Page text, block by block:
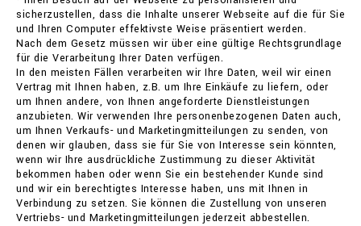
sicherzustellen, dass die Inhalte unserer Webseite auf die für Sie
und Ihren Computer effektivste Weise präsentiert werden.
Nach dem Gesetz müssen wir über eine gültige Rechtsgrundlage
für die Verarbeitung Ihrer Daten verfügen.
In den meisten Fällen verarbeiten wir Ihre Daten, weil wir einen
Vertrag mit Ihnen haben, z.B. um Ihre Einkäufe zu liefern, oder
um Ihnen andere, von Ihnen angeforderte Dienstleistungen
anzubieten. Wir verwenden Ihre personenbezogenen Daten auch,
um Ihnen Verkaufs- und Marketingmitteilungen zu senden, von
denen wir glauben, dass sie für Sie von Interesse sein könnten,
wenn wir Ihre ausdrückliche Zustimmung zu dieser Aktivität
bekommen haben oder wenn Sie ein bestehender Kunde sind
und wir ein berechtigtes Interesse haben, uns mit Ihnen in
Verbindung zu setzen. Sie können die Zustellung von unseren
Vertriebs- und Marketingmitteilungen jederzeit abbestellen.